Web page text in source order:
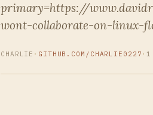
primary=https://
wont-collaborate-on-linux-
CHARLIE · GITHUB.COM/CHARLIE0227 · 1